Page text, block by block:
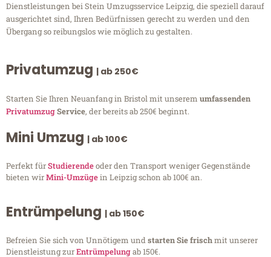
Dienstleistungen bei Stein Umzugsservice Leipzig, die speziell darauf
ausgerichtet sind, Ihren Bedürfnissen gerecht zu werden und den
Übergang so reibungslos wie möglich zu gestalten.
Privatumzug | ab 250€
Starten Sie Ihren Neuanfang in Bristol mit unserem umfassenden
PrivatumzugService, der bereits ab 250€ beginnt.
Mini Umzug | ab 100€
Perfekt fürStudierendeoder den Transport weniger Gegenstände
bieten wirMini-Umzügein Leipzig schon ab 100€ an.
Entrümpelung | ab 150€
Befreien Sie sich von Unnötigem undstarten Sie frischmit unserer
Dienstleistung zurEntrümpelungab 150€.